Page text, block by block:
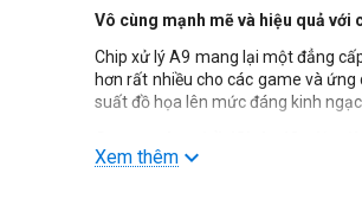
Vô cùng mạnh mẽ và hiệu quả với
Chip xử lý A9 mang lại một đẳng
hơn rất nhiều cho các game và
suất đồ họa lên mức đáng kinh ngạc
Xem thêm